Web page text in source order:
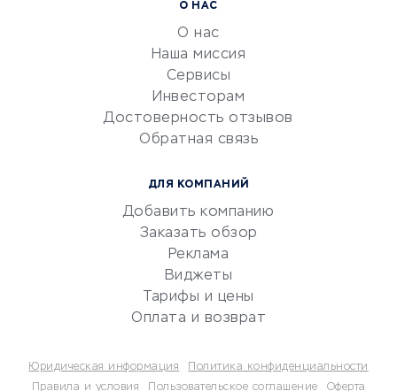
документооборот
Юридические компании
Бухгалтерия онлайн
Потребительские кредиты
О НАС
О нас
Наша миссия
Сервисы
Инвесторам
Достоверность отзывов
Обратная связь
ДЛЯ КОМПАНИЙ
Добавить компанию
Заказать обзор
Реклама
Виджеты
Тарифы и цены
Оплата и возврат
Юридическая информация
Политика конфиденциальности
Правила и условия
Пользовательское соглашение Оферта